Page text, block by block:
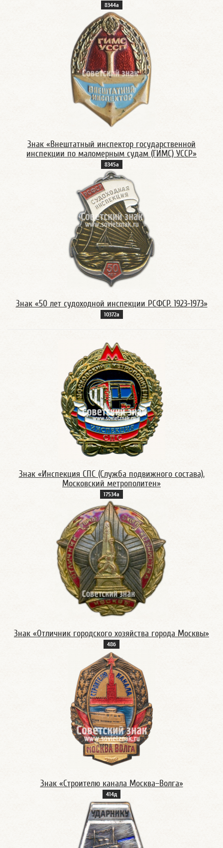
8344а
Знак «Внештатный инспектор государственной
инспекции по маломерным судам (ГИМС) УССР»
8345а
Знак «50 лет судоходной инспекции РСФСР. 1923-1973»
10372а
Знак «Инспекция СПС (Служба подвижного состава).
Московский метрополитен»
17534а
Знак «Отличник городского хозяйства города Москвы»
48б
Знак «Строителю канала Москва–Волга»
414д